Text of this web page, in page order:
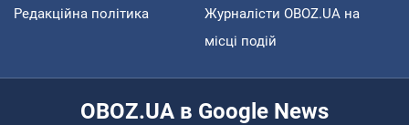
Редакційна політика
Журналісти OBOZ.UA на
місці подій
OBOZ.UA в Google News